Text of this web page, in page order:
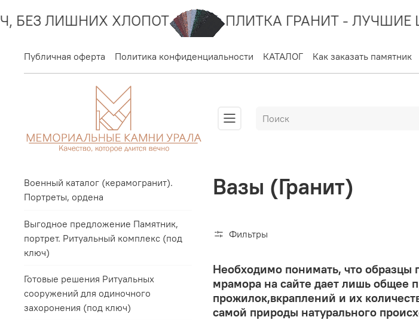
ХЛОПОТ ПЛИТКА ГРАНИТ - ЛУЧШИЕ ЦЕНЫ
Публичная оферта Политика конфиденциальности КАТАЛОГ Как заказать памятник
Вазы (Гранит)
Фильтры
Необходимо понимать, что образцы
мрамора на сайте дает лишь общее
прожилок,вкраплений и их
самой природы натурального
Военный каталог (керамогранит).
Портреты, ордена
Выгодное предложение Памятник,
портрет. Ритуальный комплекс (под
ключ)
Готовые решения Ритуальных
сооружений для одиночного
захоронения (под ключ)